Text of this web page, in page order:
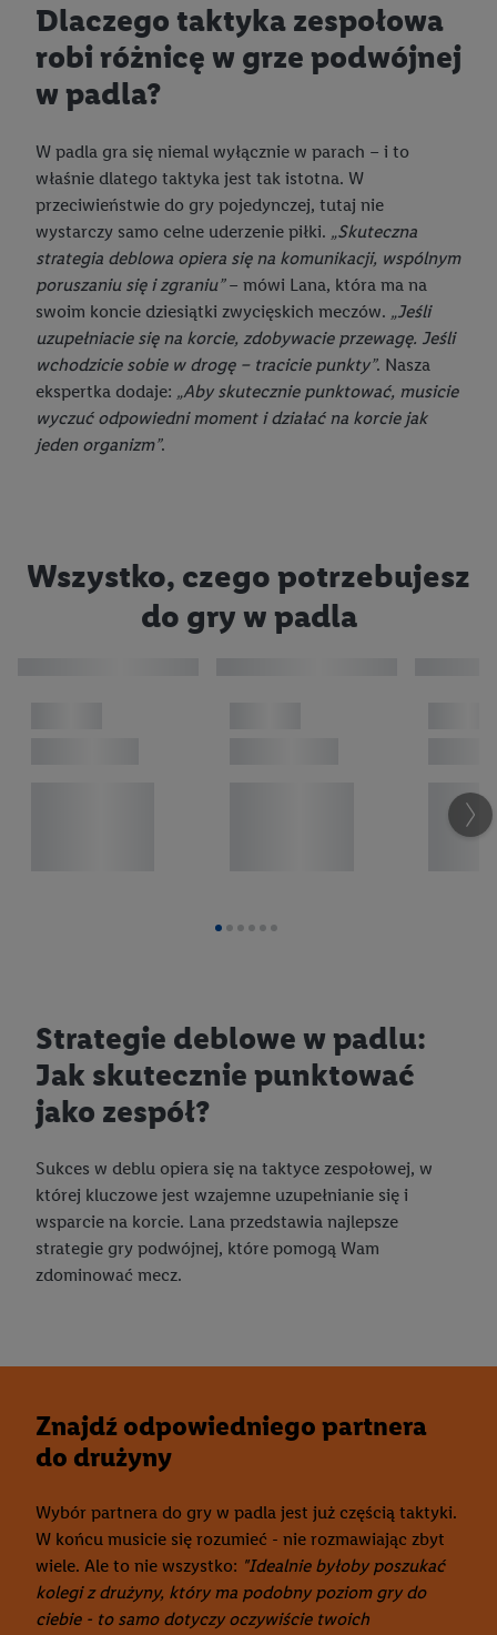
Dlaczego taktyka zespołowa
robi różnicę w grze podwójnej
w padla?
W padla gra się niemal wyłącznie w parach – i to
właśnie dlatego taktyka jest tak istotna. W
przeciwieństwie do gry pojedynczej, tutaj nie
wystarczy samo celne uderzenie piłki. „Skuteczna
strategia deblowa opiera się na komunikacji, wspólnym
poruszaniu się i zgraniu”– mówi Lana, która ma na
swoim koncie dziesiątki zwycięskich meczów. „Jeśli
uzupełniacie się na korcie, zdobywacie przewagę. Jeśli
wchodzicie sobie w drogę – tracicie punkty”. Nasza
ekspertka dodaje: „Aby skutecznie punktować, musicie
wyczuć odpowiedni moment i działać na korcie jak
jeden organizm”.
Wszystko, czego potrzebujesz
do gry w padla
Strategie deblowe w padlu:
Jak skutecznie punktować
jako zespół?
Sukces w deblu opiera się na taktyce zespołowej, w
której kluczowe jest wzajemne uzupełnianie się i
wsparcie na korcie. Lana przedstawia najlepsze
strategie gry podwójnej, które pomogą Wam
zdominować mecz.
Znajdź odpowiedniego partnera
do drużyny
Wybór partnera do gry w padla jest już częścią taktyki.
W końcu musicie się rozumieć - nie rozmawiając zbyt
wiele. Ale to nie wszystko: "Idealnie byłoby poszukać
kolegi z drużyny, który ma podobny poziom gry do
ciebie - to samo dotyczy oczywiście twoich